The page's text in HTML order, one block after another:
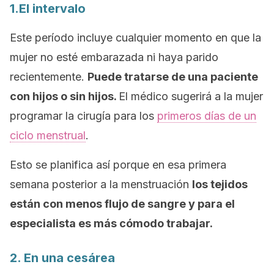
1.El intervalo
Este período incluye cualquier momento en que la
mujer no esté embarazada ni haya parido
recientemente. Puede tratarse de una paciente
con hijos o sin hijos. El médico sugerirá a la mujer
programar la cirugía para los primeros días de un
ciclo menstrual.
Esto se planifica así porque en esa primera
semana posterior a la menstruación los tejidos
están con menos flujo de sangre y para el
especialista es más cómodo trabajar.
2. En una cesárea